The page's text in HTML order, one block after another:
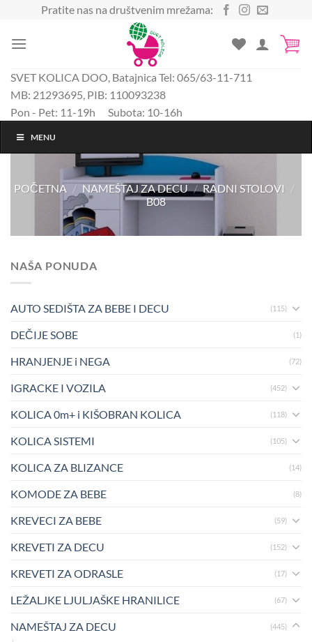
sadržaj
Pratite nas na društvenim mrežama:
SVET KOLICA DOO, Batajnica Tel: 065/63-11-711
MB: 21293695, PIB: 110093238
Pon - Pet: 11-19h Subota: 10-16h
MENU
POČETNA / NAMEŠTAJ ZA DECU / RADNI STOLOVI
/
B08
NAŠA PONUDA
AUTO SEDIŠTA ZA BEBE I DECU (115)
DEČIJE SOBE (1)
HRANJENJE i NEGA (72)
IGRACKE I VOZILA (452)
KOLICA 0m+ i KIŠOBRAN KOLICA (118)
KOLICA SISTEMI (105)
KOLICA ZA BLIZANCE (14)
KOMODE ZA BEBE (8)
KREVECI ZA BEBE (59)
KREVETI ZA DECU (152)
KREVETI ZA ODRASLE (17)
LEŽALJKE LJULJAŠKE HRANILICE (67)
NAMEŠTAJ ZA DECU (445)